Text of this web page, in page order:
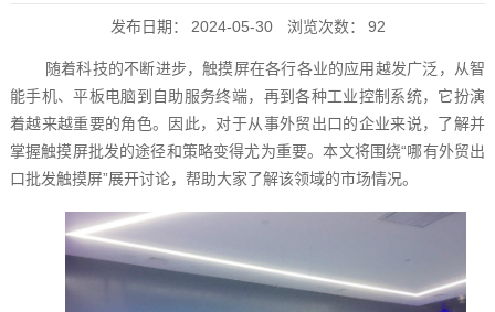
发布日期： 2024-05-30 浏览次数： 92
随着科技的不断进步，触摸屏在各行各业的应用越发广泛，从智
能手机、平板电脑到自助服务终端，再到各种工业控制系统，它扮演
着越来越重要的角色。因此，对于从事外贸出口的企业来说，了解并
掌握触摸屏批发的途径和策略变得尤为重要。本文将围绕“哪有外贸出
口批发触摸屏”展开讨论，帮助大家了解该领域的市场情况。